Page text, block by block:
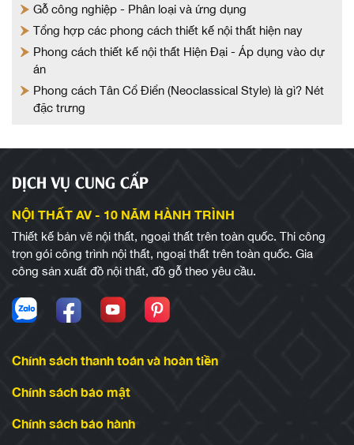
Gỗ công nghiệp - Phân loại và ứng dụng
Tổng hợp các phong cách thiết kế nội thất hiện nay
Phong cách thiết kế nội thất Hiện Đại - Áp dụng vào dự
án
Phong cách Tân Cổ Điển (Neoclassical Style) là gì? Nét
đặc trưng
DỊCH VỤ CUNG CẤP
NỘI THẤT AV - 10 NĂM HÀNH TRÌNH
Thiết kế bản vẽ nội thất, ngoại thất trên toàn quốc. Thi công
trọn gói công trình nội thất, ngoại thất trên toàn quốc. Gia
công sản xuất đồ nội thất, đồ gỗ theo yêu cầu.
Chính sách thanh toán và hoàn tiền
Chính sách bảo mật
Chính sách bảo hành